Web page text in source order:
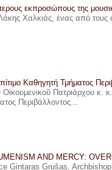
εκπροσώπους της
Χαλκιάς, ένας από τους
Καθηγητή Τμήματος
Πατριάρχου κ.
Περιβάλλοντος...
AND MERCY:
Gintaras Grušas,